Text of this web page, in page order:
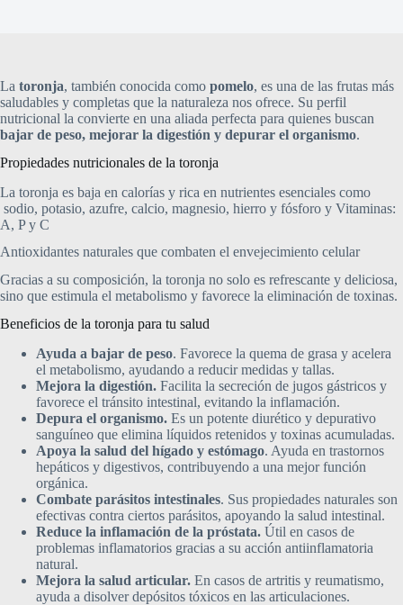
La toronja, también conocida como pomelo, es una de las frutas más
saludables y completas que la naturaleza nos ofrece. Su perfil
nutricional la convierte en una aliada perfecta para quienes buscan
bajar de peso, mejorar la digestión y depurar el organismo.
Propiedades nutricionales de la toronja
La toronja es baja en calorías y rica en nutrientes esenciales como
sodio, potasio, azufre, calcio, magnesio, hierro y fósforo y Vitaminas:
A, P y C
Antioxidantes naturales que combaten el envejecimiento celular
Gracias a su composición, la toronja no solo es refrescante y deliciosa,
sino que estimula el metabolismo y favorece la eliminación de toxinas.
Beneficios de la toronja para tu salud
Ayuda a bajar de peso. Favorece la quema de grasa y acelera
el metabolismo, ayudando a reducir medidas y tallas.
Mejora la digestión. Facilita la secreción de jugos gástricos y
favorece el tránsito intestinal, evitando la inflamación.
Depura el organismo. Es un potente diurético y depurativo
sanguíneo que elimina líquidos retenidos y toxinas acumuladas.
Apoya la salud del hígado y estómago. Ayuda en trastornos
hepáticos y digestivos, contribuyendo a una mejor función
orgánica.
Combate parásitos intestinales. Sus propiedades naturales son
efectivas contra ciertos parásitos, apoyando la salud intestinal.
Reduce la inflamación de la próstata. Útil en casos de
problemas inflamatorios gracias a su acción antiinflamatoria
natural.
Mejora la salud articular. En casos de artritis y reumatismo,
ayuda a disolver depósitos tóxicos en las articulaciones.